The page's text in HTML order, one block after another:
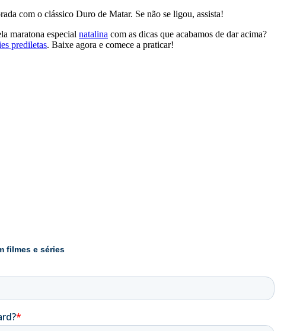
com o clássico Duro de Matar. Se não se ligou, assista!
maratona especial natalina com as dicas que acabamos de dar acima?
prediletas. Baixe agora e comece a praticar!